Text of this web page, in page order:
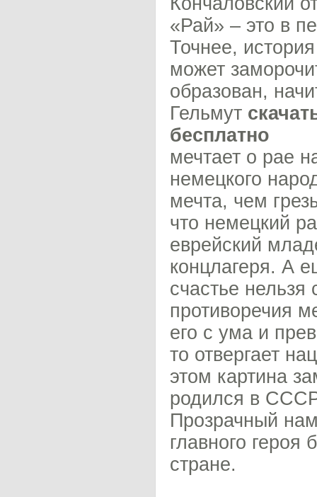
«Рай» – это в
Точнее,
может
образован,
Гельмут
бесплатно
мечтает о рае
немецкого
мечта, чем
что немецкий
еврейский
концлагеря. А
счастье
противоречия
его с ума и
то отвергает
этом картина
родился в
Прозрачный
главного героя
стране.